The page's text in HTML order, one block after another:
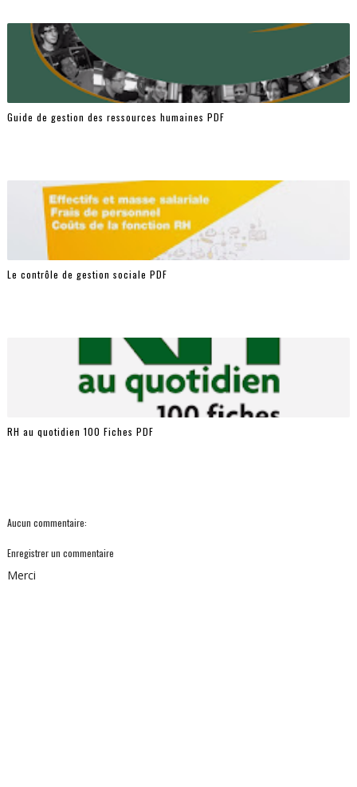
Guide de gestion des ressources humaines PDF
Le contrôle de gestion sociale PDF
RH au quotidien 100 Fiches PDF
Aucun commentaire:
Enregistrer un commentaire
Merci